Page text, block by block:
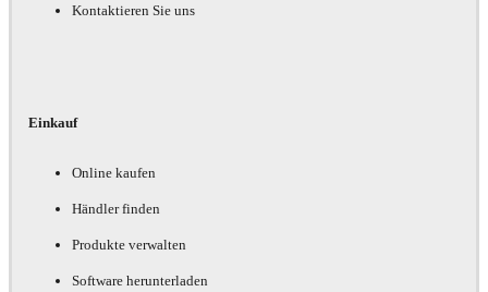
Kontaktieren Sie uns
Einkauf
Online kaufen
Händler finden
Produkte verwalten
Software herunterladen